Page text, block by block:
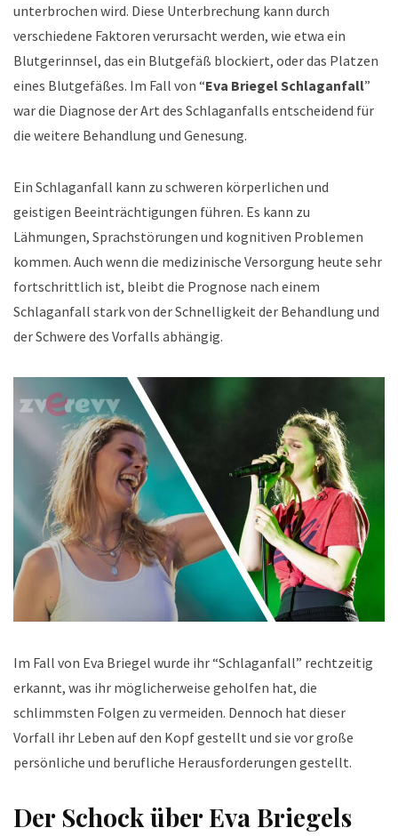
unterbrochen wird. Diese Unterbrechung kann durch
verschiedene Faktoren verursacht werden, wie etwa ein
Blutgerinnsel, das ein Blutgefäß blockiert, oder das Platzen
eines Blutgefäßes. Im Fall von “Eva Briegel Schlaganfall”
war die Diagnose der Art des Schlaganfalls entscheidend für
die weitere Behandlung und Genesung.
Ein Schlaganfall kann zu schweren körperlichen und
geistigen Beeinträchtigungen führen. Es kann zu
Lähmungen, Sprachstörungen und kognitiven Problemen
kommen. Auch wenn die medizinische Versorgung heute sehr
fortschrittlich ist, bleibt die Prognose nach einem
Schlaganfall stark von der Schnelligkeit der Behandlung und
der Schwere des Vorfalls abhängig.
Im Fall von Eva Briegel wurde ihr “Schlaganfall” rechtzeitig
erkannt, was ihr möglicherweise geholfen hat, die
schlimmsten Folgen zu vermeiden. Dennoch hat dieser
Vorfall ihr Leben auf den Kopf gestellt und sie vor große
persönliche und berufliche Herausforderungen gestellt.
Der Schock über Eva Briegels